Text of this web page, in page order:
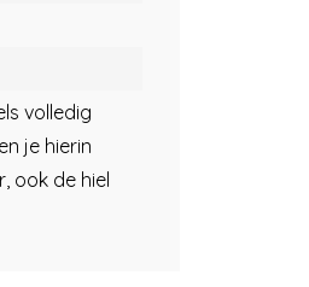
volledig
je hierin
ook de hiel